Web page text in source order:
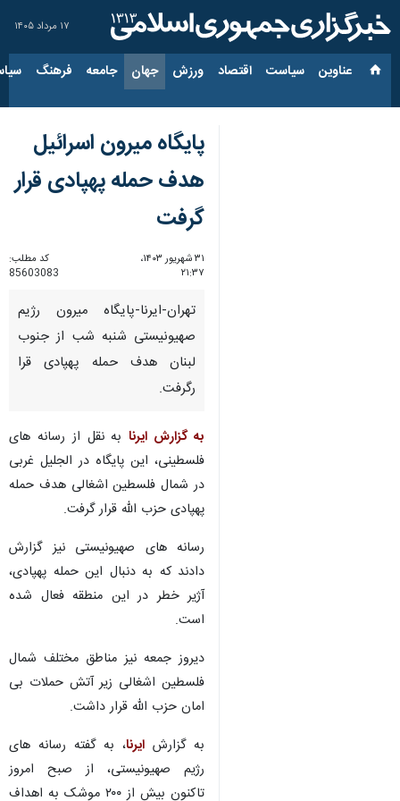
۱۷ مرداد ۱۴۰۵
عناوین‌ سیاست اقتصاد ورزش جهان جامعه فرهنگ
پایگاه میرون اسرائیل
هدف حمله پهپادی قرار
گرفت
۳۱ شهریور ۱۴۰۳،
۲۱:۳۷
کد مطلب:
85603083
تهران-ایرنا-پایگاه میرون رژیم
صهیونیستی شنبه شب از جنوب
لبنان هدف حمله پهپادی قرا
رگرفت.
به گزارش ایرنابه نقل از رسانه های
فلسطینی، این پایگاه در الجلیل غربی
در شمال فلسطین اشغالی هدف حمله
پهپادی حزب الله قرار گرفت.
رسانه های صهیونیستی نیز گزارش
دادند که به دنبال این حمله پهپادی،
آژیر خطر در این منطقه فعال شده
است.
دیروز جمعه نیز مناطق مختلف شمال
فلسطین اشغالی زیر آتش حملات بی
امان حزب الله قرار داشت.
به گزارش ایرنا، به گفته رسانه های
رژیم صهیونیستی، از صبح امروز
تاکنون بیش از ۲۰۰ موشک به اهداف